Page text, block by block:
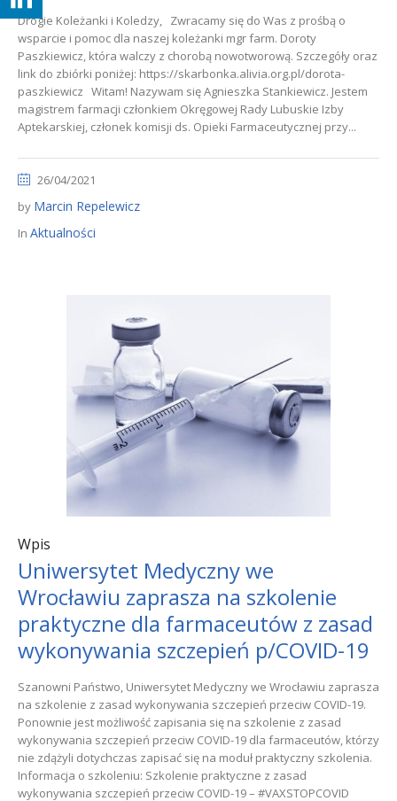
Drogie Koleżanki i Koledzy, Zwracamy się do Was z prośbą o
wsparcie i pomoc dla naszej koleżanki mgr farm. Doroty
Paszkiewicz, która walczy z chorobą nowotworową. Szczegóły oraz
link do zbiórki poniżej: https://skarbonka.alivia.org.pl/dorota-
paszkiewicz Witam! Nazywam się Agnieszka Stankiewicz. Jestem
magistrem farmacji członkiem Okręgowej Rady Lubuskie Izby
Aptekarskiej, członek komisji ds. Opieki Farmaceutycznej przy...
26/04/2021
by Marcin Repelewicz
In Aktualności
Wpis
Uniwersytet Medyczny we
Wrocławiu zaprasza na szkolenie
praktyczne dla farmaceutów z zasad
wykonywania szczepień p/COVID-19
Szanowni Państwo, Uniwersytet Medyczny we Wrocławiu zaprasza
na szkolenie z zasad wykonywania szczepień przeciw COVID-19.
Ponownie jest możliwość zapisania się na szkolenie z zasad
wykonywania szczepień przeciw COVID-19 dla farmaceutów, którzy
nie zdążyli dotychczas zapisać się na moduł praktyczny szkolenia.
Informacja o szkoleniu: Szkolenie praktyczne z zasad
wykonywania szczepień przeciw COVID-19 – #VAXSTOPCOVID